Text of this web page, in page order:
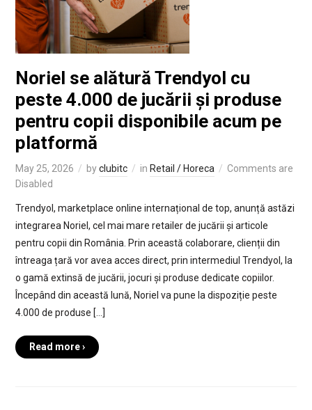
Noriel se alătură Trendyol cu
peste 4.000 de jucării și produse
pentru copii disponibile acum pe
platformă
May 25, 2026 byclubitc in Retail / Horeca
Comments are
Disabled
Trendyol, marketplace online internațional de top, anunță astăzi
integrarea Noriel, cel mai mare retailer de jucării și articole
pentru copii din România. Prin această colaborare, clienții din
întreaga țară vor avea acces direct, prin intermediul Trendyol, la
o gamă extinsă de jucării, jocuri și produse dedicate copiilor.
Începând din această lună, Noriel va pune la dispoziție peste
4.000 de produse […]
Read more ›